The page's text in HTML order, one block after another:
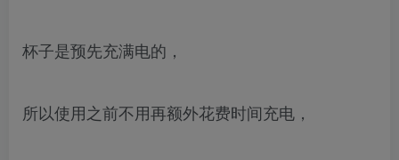
杯子是预先充满电的，
所以使用之前不用再额外花费时间充电，